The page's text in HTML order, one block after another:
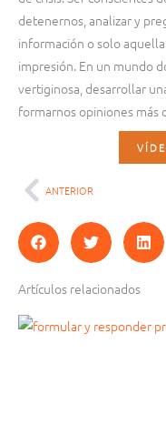
detenernos, analizar y
información o solo
impresión. En un mundo
vertiginosa, desarrollar
formarnos opiniones más
AntANTERIOR
Artículos relacionados
PáginaPáginaPágina
PáginaPáginaPáginaPágina
PáginaPáginaPáginaPágina
Página